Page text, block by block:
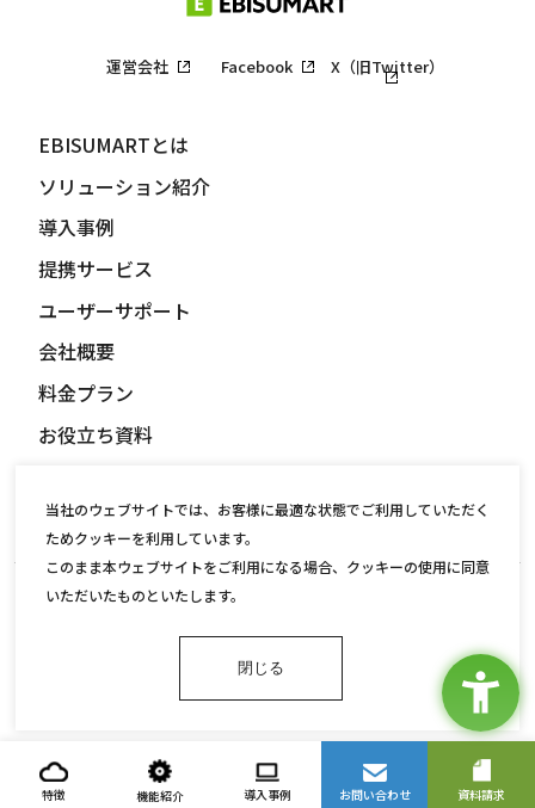
運営会社 Facebook X（旧Twitter）
EBISUMARTとは
ソリューション紹介
導入事例
提携サービス
ユーザーサポート
会社概要
料金プラン
お役立ち資料
ニュース
情報セキュリティ基本方針
当社のウェブサイトでは、お客様に最適な状態でご利用していただく
ためクッキーを利用しています。
このまま本ウェブサイトをご利用になる場合、クッキーの使用に同意
いただいたものといたします。
閉じる
特徴 機能紹介 導入事例 お問い合わせ 資料請求